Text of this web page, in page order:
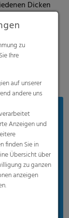
Dicken
Qualität
Etiketten
zu
Ihre
auf unserer
andere uns
Anzeigen und
finden Sie in
Übersicht über
zu ganzen
anzeigen